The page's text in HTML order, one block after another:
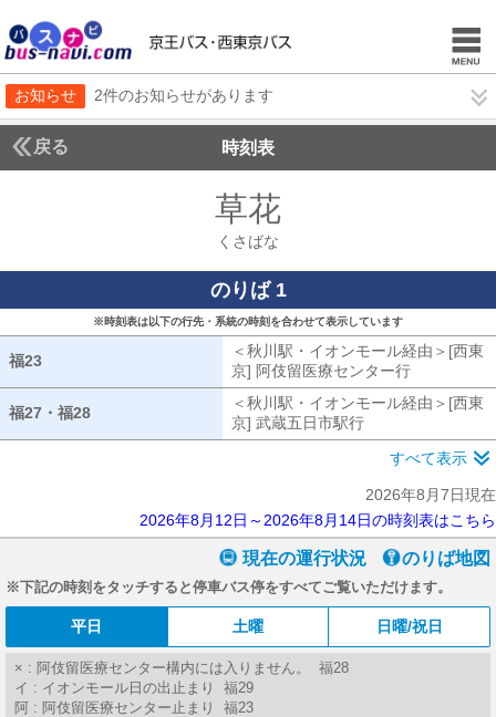
お知らせ 2件のお知らせがあります
戻る 時刻表
草花
くさばな
のりば 1
※時刻表は以下の行先・系統の時刻を合わせて表示しています
福23
＜秋川駅・イオンモール経由＞[西東
京] 阿伎留医療センター行
福27・福28
＜秋川駅・イオンモール経由＞[西東
京] 武蔵五日市駅行
すべて表示
2026年8月7日現在
2026年8月12日～2026年8月14日の時刻表はこちら
現在の運行状況 のりば地図
※下記の時刻をタッチすると停車バス停をすべてご覧いただけます。
平日 土曜 日曜/祝日
× : 阿伎留医療センター構内には入りません。 福28
イ : イオンモール日の出止まり 福29
阿 : 阿伎留医療センター止まり 福23